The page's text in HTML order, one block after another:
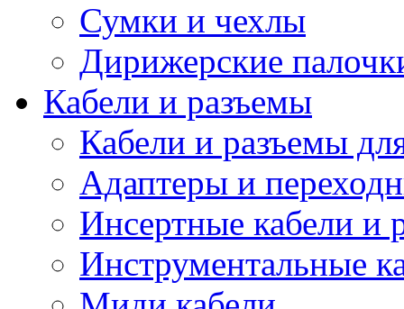
Сумки и чехлы
Дирижерские
Кабели и разъемы
Кабели и разъемы
Адаптеры и
Инсертные кабели и
Инструментальные